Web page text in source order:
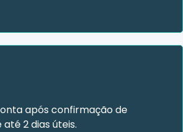
após confirmação de
2 dias úteis.